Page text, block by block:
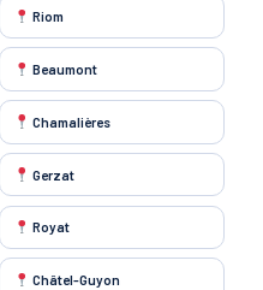
Riom
Beaumont
Chamalières
Gerzat
Royat
Châtel-Guyon